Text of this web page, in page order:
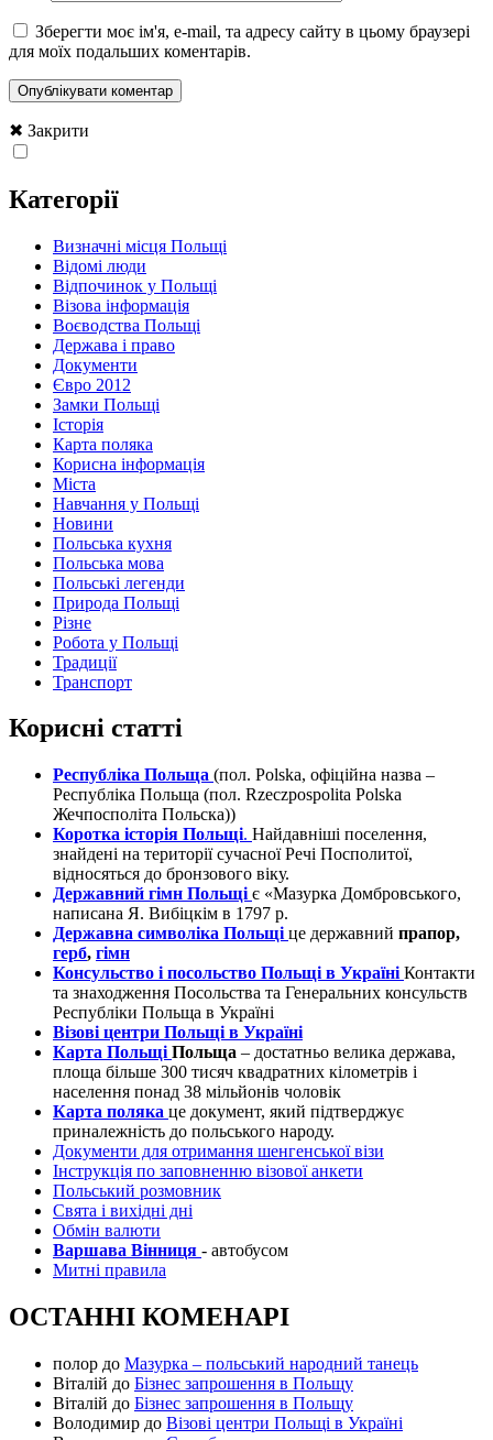
Зберегти моє ім'я, e-mail, та адресу сайту в цьому браузері
для моїх подальших коментарів.
✖ Закрити
Категорії
Визначні місця Польщі
Відомі люди
Відпочинок у Польщі
Візова інформація
Воєводства Польщі
Держава і право
Документи
Євро 2012
Замки Польщі
Історія
Карта поляка
Корисна інформація
Міста
Навчання у Польщі
Новини
Польська кухня
Польська мова
Польські легенди
Природа Польщі
Різне
Робота у Польщі
Традиції
Транспорт
Корисні статті
Республіка Польща (пол. Polska, офіційна назва –
Республіка Польща (пол. Rzeczpospolita Polska
Жечпосполіта Польска))
Коротка історія Польщі. Найдавніші поселення,
знайдені на території сучасної Речі Посполитої,
відносяться до бронзового віку.
Державний гімн Польщі є «Мазурка Домбровського,
написана Я. Вибіцкім в 1797 р.
Державна символіка Польщі це державний прапор,
герб, гімн
Консульство і посольство Польщі в Україні Контакти
та знаходження Посольства та Генеральних консульств
Республіки Польща в Україні
Візові центри Польщі в Україні
Карта Польщі Польща – достатньо велика держава,
площа більше 300 тисяч квадратних кілометрів і
населення понад 38 мільйонів чоловік
Карта поляка це документ, який підтверджує
приналежність до польського народу.
Документи для отримання шенгенської візи
Інструкція по заповненню візової анкети
Польський розмовник
Свята і вихідні дні
Обмін валюти
Варшава Вінниця - автобусом
Митні правила
ОСТАННІ КОМЕНАРІ
полор до Мазурка – польський народний танець
Віталій до Бізнес запрошення в Польщу
Віталій до Бізнес запрошення в Польщу
Володимир до Візові центри Польщі в Україні